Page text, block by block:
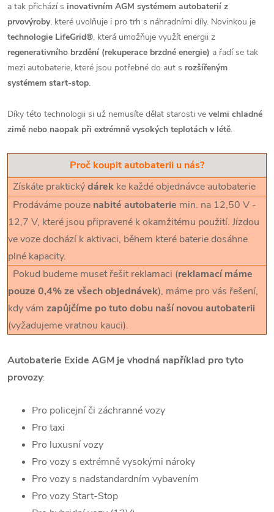
a tak přichází s inovativním AGM systémem autobaterií z
prvovýroby, které uvolňuje i pro trh s náhradními díly. Novinkou je
technologie LifeGrid®, která umožňuje využít energii z
regenerativního brzdění (rekuperace brzdné energie) a řadí se tak
mezi autobaterie, které jsou potřebné do aut s rozšířeným
systémem start-stop.
Díky této technologii si už nemusíte dělat starosti ve velmi chladné
zimě nebo naopak při extrémně vysokých teplotách v létě.
Proč koupit autobaterii u nás?
Získáte praktickýdárek ke každé objednávce autobaterie
Prodáváme pouze nabité autobaterie min. na 12,50 V -
12,7 V, které jsou připravené k okamžitému použití. Jízdou
ve voze dochází k aktivaci, během které baterie dosáhne
plné kapacity.
Pokud budeme muset řešit reklamaci (reklamací máme
pouze 0,4% ze všech objednávek), máme pro vás řešení,
kdy vám zapůjčíme po tuto dobu naší novou autobaterii
(vyžadujeme vratnou kauci).
Autobaterie Exide AGM je vhodná například pro tyto
provozy:
Pro policejní či záchranné vozy
Pro taxi
Pro luxusní vozy
Pro vozy s extrémně vysokými nároky
Pro vozy s nadstandardním vybavením
Pro vozy Start-Stop